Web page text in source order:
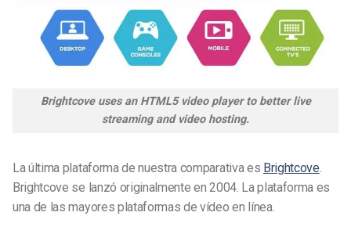
Brightcove uses an HTML5 video player to better live
streaming and video hosting.
La última plataforma de nuestra comparativa es Brightcove.
Brightcove se lanzó originalmente en 2004. La plataforma es
una de las mayores plataformas de vídeo en línea.